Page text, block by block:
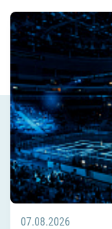
07.08.2026